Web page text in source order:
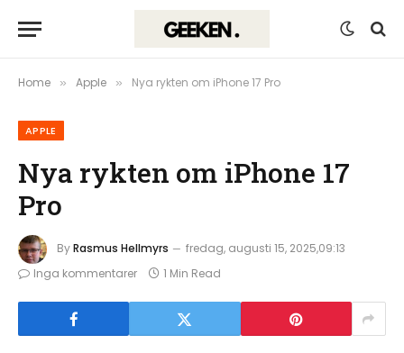
Home » Apple » Nya rykten om iPhone 17 Pro
APPLE
Nya rykten om iPhone 17
Pro
ByRasmus Hellmyrs
fredag, augusti 15, 2025,09:13
Inga kommentarer
1 Min Read